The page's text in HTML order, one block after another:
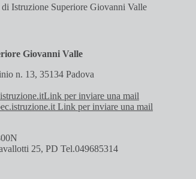
Istruzione Superiore Giovanni Valle
Giovanni Valle
n. 13, 35134 Padova
Link per inviare una mail
Link per inviare una mail
25, PD Tel.049685314